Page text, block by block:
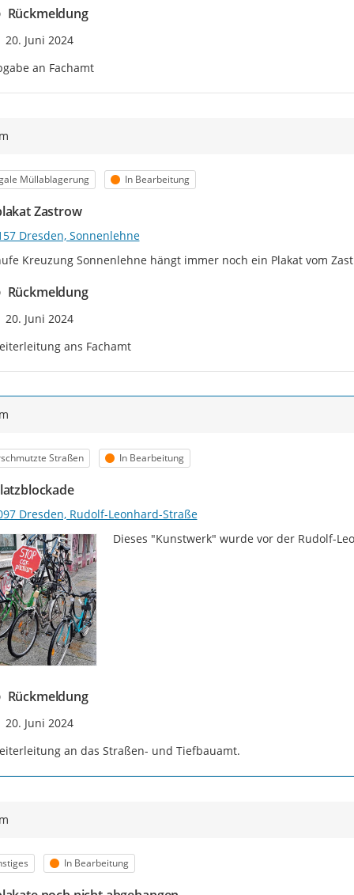
Rückmeldung
Zeitpunkt des Erstellens
20. Juni 2024
an Fachamt
Müllablagerung Status
In Bearbeitung
Zastrow
Dresden, Sonnenlehne
Kreuzung Sonnenlehne hängt immer noch ein Plakat vom
Rückmeldung
Zeitpunkt des Erstellens
20. Juni 2024
ans Fachamt
Straßen Status
In Bearbeitung
Dresden, Rudolf-Leonhard-Straße
Dieses "Kunstwerk" wurde vor der Rudolf-
Rückmeldung
Zeitpunkt des Erstellens
20. Juni 2024
an das Straßen- und Tiefbauamt.
Status
In Bearbeitung